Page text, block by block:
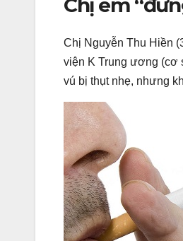
Chị Nguyễn Thu Hiền
viện K Trung ương (cơ
vú bị thụt nhẹ, nhưng